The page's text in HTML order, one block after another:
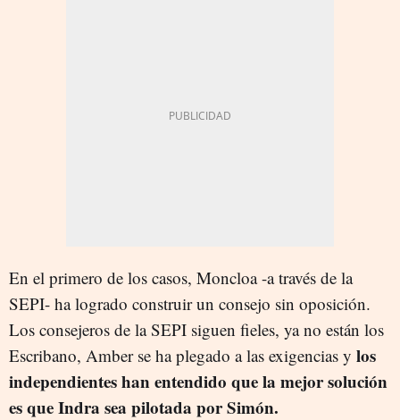
En el primero de los casos, Moncloa -a través de la
SEPI- ha logrado construir un consejo sin oposición.
Los consejeros de la SEPI siguen fieles, ya no están los
Escribano, Amber se ha plegado a las exigencias y los
independientes han entendido que la mejor solución
es que Indra sea pilotada por Simón.